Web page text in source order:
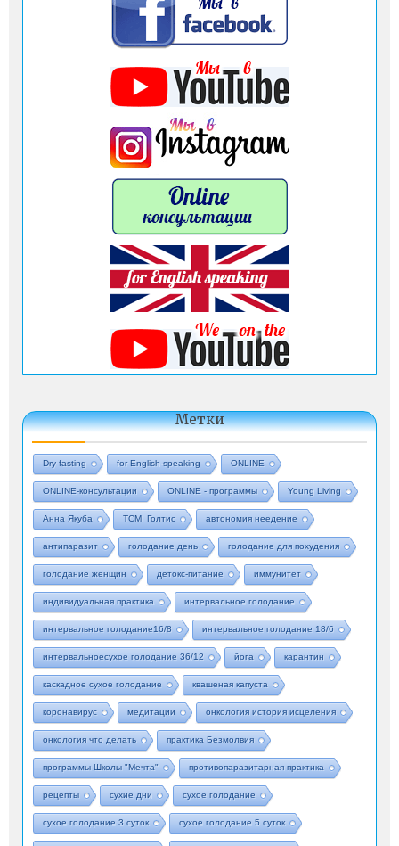
Метки
Dry fasting for English-speaking ONLINE
ONLINE-консультации ONLINE - программы Young Living
Анна Якуба ТСМ Голтис автономия неедение
антипаразит голодание день голодание для похудения
голодание женщин детокс-питание иммунитет
индивидуальная практика интервальное голодание
интервальное голодание16/8 интервальное голодание 18/6
интервальноесухое голодание 36/12 йога карантин
каскадное сухое голодание квашеная капуста
коронавирус медитации онкология история исцеления
онкология что делать практика Безмолвия
программы Школы "Мечта" противопаразитарная практика
рецепты сухие дни сухое голодание
сухое голодание 3 суток сухое голодание 5 суток